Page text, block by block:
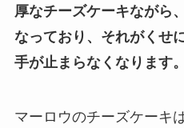
厚なチーズケーキながら
なっており、それがくせ
手が止まらなくなります。
マーロウのチーズケーキ